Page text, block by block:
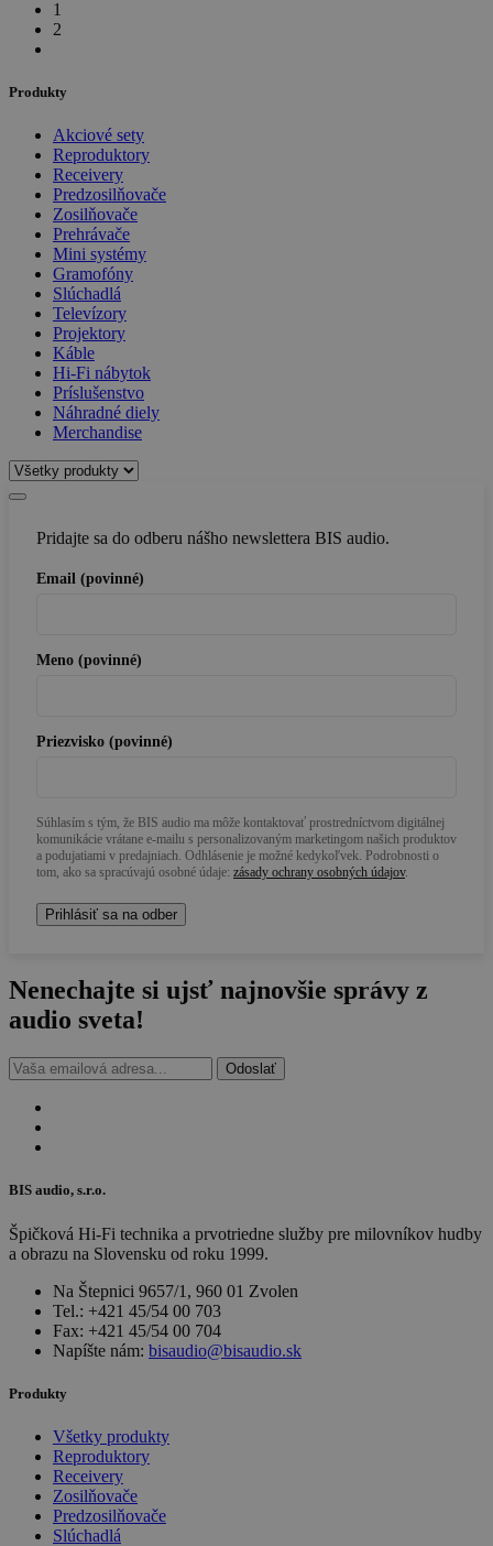
1
2
Produkty
Akciové sety
Reproduktory
Receivery
Predzosilňovače
Zosilňovače
Prehrávače
Mini systémy
Gramofóny
Slúchadlá
Televízory
Projektory
Káble
Hi-Fi nábytok
Príslušenstvo
Náhradné diely
Merchandise
Pridajte sa do odberu nášho newslettera BIS audio.
Email (povinné)
Meno (povinné)
Priezvisko (povinné)
Súhlasím s tým, že BIS audio ma môže kontaktovať prostredníctvom digitálnej
komunikácie vrátane e-mailu s personalizovaným marketingom našich produktov
a podujatiami v predajniach. Odhlásenie je možné kedykoľvek. Podrobnosti o
tom, ako sa spracúvajú osobné údaje: zásady ochrany osobných údajov.
Nenechajte si ujsť najnovšie správy z
audio sveta!
Odoslať
BIS audio, s.r.o.
Špičková Hi-Fi technika a prvotriedne služby pre milovníkov hudby
a obrazu na Slovensku od roku 1999.
Na Štepnici 9657/1, 960 01 Zvolen
Tel.: +421 45/54 00 703
Fax: +421 45/54 00 704
Napíšte nám: bisaudio@bisaudio.sk
Produkty
Všetky produkty
Reproduktory
Receivery
Zosilňovače
Predzosilňovače
Slúchadlá